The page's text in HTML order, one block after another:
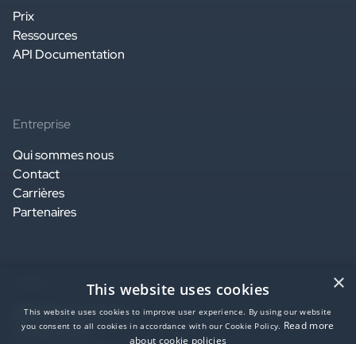
Prix
Ressources
API Documentation
Entreprise
Qui sommes nous
Contact
Carrières
Partenaires
Website terms of use
Privacy notice
×
This website uses cookies
This website uses cookies to improve user experience. By using our website
you consent to all cookies in accordance with our Cookie Policy. Read more
about cookie policies